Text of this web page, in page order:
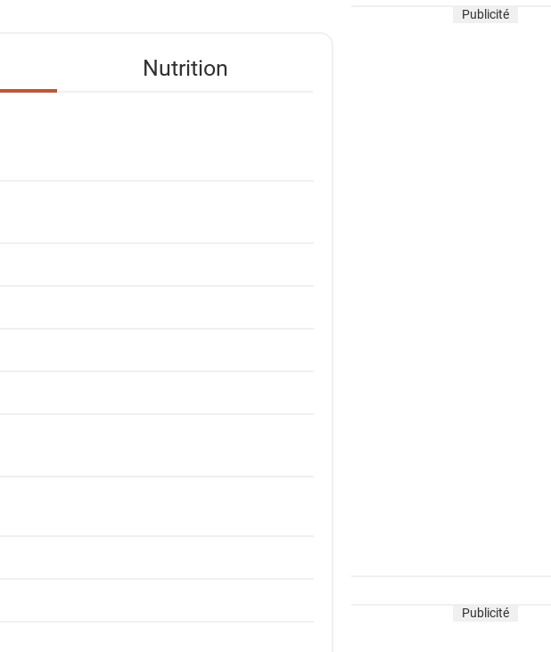
Nutrition
Publicité
Publicité